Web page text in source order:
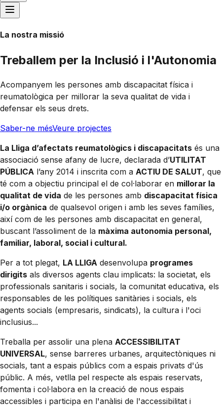
La nostra missió
Treballem per la Inclusió i l'Autonomia
Acompanyem les persones amb discapacitat física i
reumatològica per millorar la seva qualitat de vida i
defensar els seus drets.
Saber-ne mésVeure projectes
La Lliga d’afectats reumatològics i discapacitats és una
associació sense afany de lucre, declarada d’UTILITAT
PÚBLICA l’any 2014 i inscrita com a ACTIU DE SALUT, que
té com a objectiu principal el de col·laborar en millorar la
qualitat de vida de les persones amb discapacitat física
i/o orgànica de qualsevol origen i amb les seves famílies,
així com de les persones amb discapacitat en general,
buscant l’assoliment de la màxima autonomia personal,
familiar, laboral, social i cultural.
Per a tot plegat, LA LLIGA desenvolupa programes
dirigits als diversos agents clau implicats: la societat, els
professionals sanitaris i socials, la comunitat educativa, els
responsables de les polítiques sanitàries i socials, els
agents socials (empresaris, sindicats), la cultura i l'oci
inclusius...
Treballa per assolir una plena ACCESSIBILITAT
UNIVERSAL, sense barreres urbanes, arquitectòniques ni
socials, tant a espais públics com a espais privats d'ús
públic. A més, vetlla pel respecte als espais reservats,
fomenta i col·labora en la creació de nous espais
accessibles i participa en l'anàlisi de l'accessibilitat i